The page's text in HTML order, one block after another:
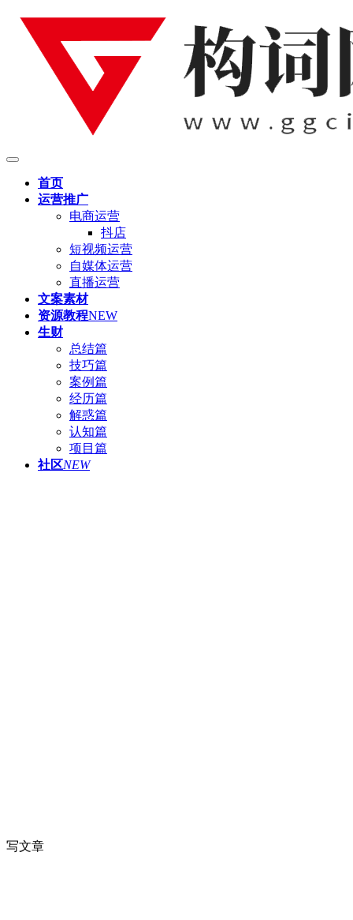
首页
运营推广
电商运营
抖店
短视频运营
自媒体运营
直播运营
文案素材
资源教程NEW
生财
总结篇
技巧篇
案例篇
经历篇
解惑篇
认知篇
项目篇
社区NEW
写文章